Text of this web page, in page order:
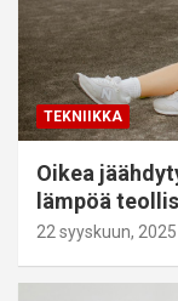
TEKNIIKKA
Oikea
lämpöä
22 syyskuun, 2025